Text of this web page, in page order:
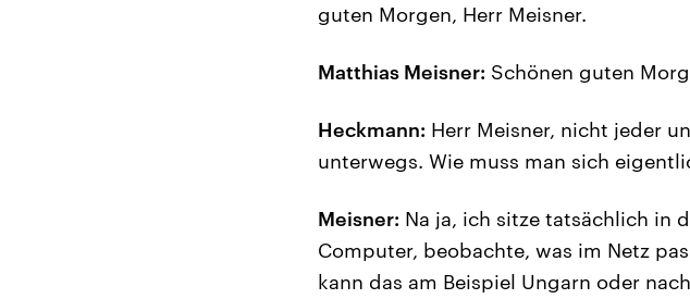
guten Morgen, Herr Meisner.
Matthias Meisner: Schönen guten
Heckmann: Herr Meisner, nicht jeder
unterwegs. Wie muss man sich
Meisner: Na ja, ich sitze tatsächlich in
Computer, beobachte, was im Netz
kann das am Beispiel Ungarn oder